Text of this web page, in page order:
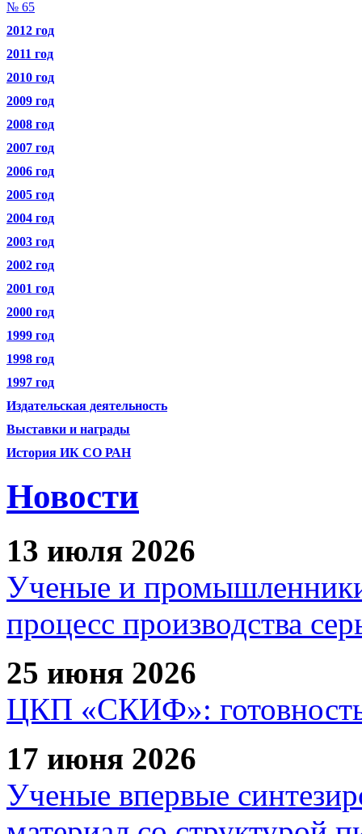
№ 65
2012 год
2011 год
2010 год
2009 год
2008 год
2007 год
2006 год
2005 год
2004 год
2003 год
2002 год
2001 год
2000 год
1999 год
1998 год
1997 год
Издательская деятельность
Выставки и награды
История ИК СО РАН
Новости
13 июля 2026
Ученые и
процесс производства
25 июня 2026
ЦКП «СКИФ»: готовность
17 июня 2026
Ученые впервые